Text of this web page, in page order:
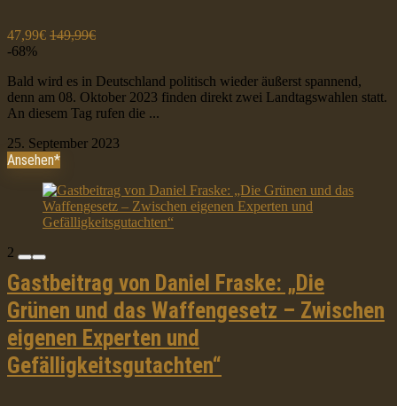
47,99€ 149,99€
-68%
Bald wird es in Deutschland politisch wieder äußerst spannend,
denn am 08. Oktober 2023 finden direkt zwei Landtagswahlen statt.
An diesem Tag rufen die ...
25. September 2023
Ansehen*
2
Gastbeitrag von Daniel Fraske: „Die
Grünen und das Waffengesetz – Zwischen
eigenen Experten und
Gefälligkeitsgutachten“